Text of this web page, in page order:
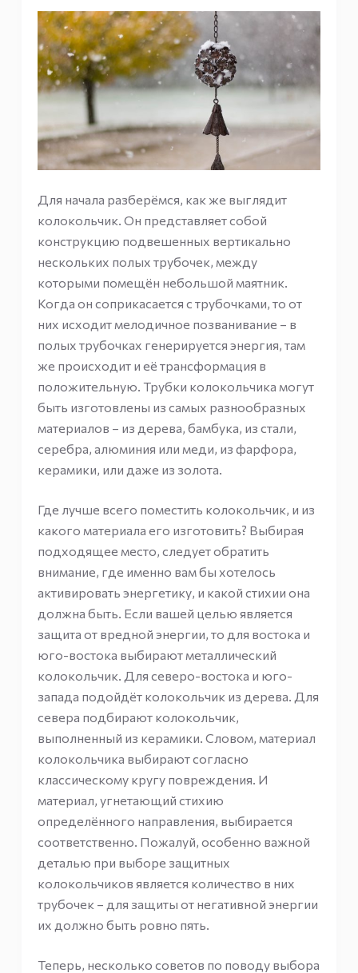
Для начала разберёмся, как же выглядит
колокольчик. Он представляет собой
конструкцию подвешенных вертикально
нескольких полых трубочек, между
которыми помещён небольшой маятник.
Когда он соприкасается с трубочками, то от
них исходит мелодичное позванивание – в
полых трубочках генерируется энергия, там
же происходит и её трансформация в
положительную. Трубки колокольчика могут
быть изготовлены из самых разнообразных
материалов – из дерева, бамбука, из стали,
серебра, алюминия или меди, из фарфора,
керамики, или даже из золота.
Где лучше всего поместить колокольчик, и из
какого материала его изготовить? Выбирая
подходящее место, следует обратить
внимание, где именно вам бы хотелось
активировать энергетику, и какой стихии она
должна быть. Если вашей целью является
защита от вредной энергии, то для востока и
юго-востока выбирают металлический
колокольчик. Для северо-востока и юго-
запада подойдёт колокольчик из дерева. Для
севера подбирают колокольчик,
выполненный из керамики. Словом, материал
колокольчика выбирают согласно
классическому кругу повреждения. И
материал, угнетающий стихию
определённого направления, выбирается
соответственно. Пожалуй, особенно важной
деталью при выборе защитных
колокольчиков является количество в них
трубочек – для защиты от негативной энергии
их должно быть ровно пять.
Теперь, несколько советов по поводу выбора